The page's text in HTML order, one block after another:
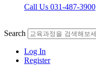
Call Us 031-487-3900
Search
Log In
Register